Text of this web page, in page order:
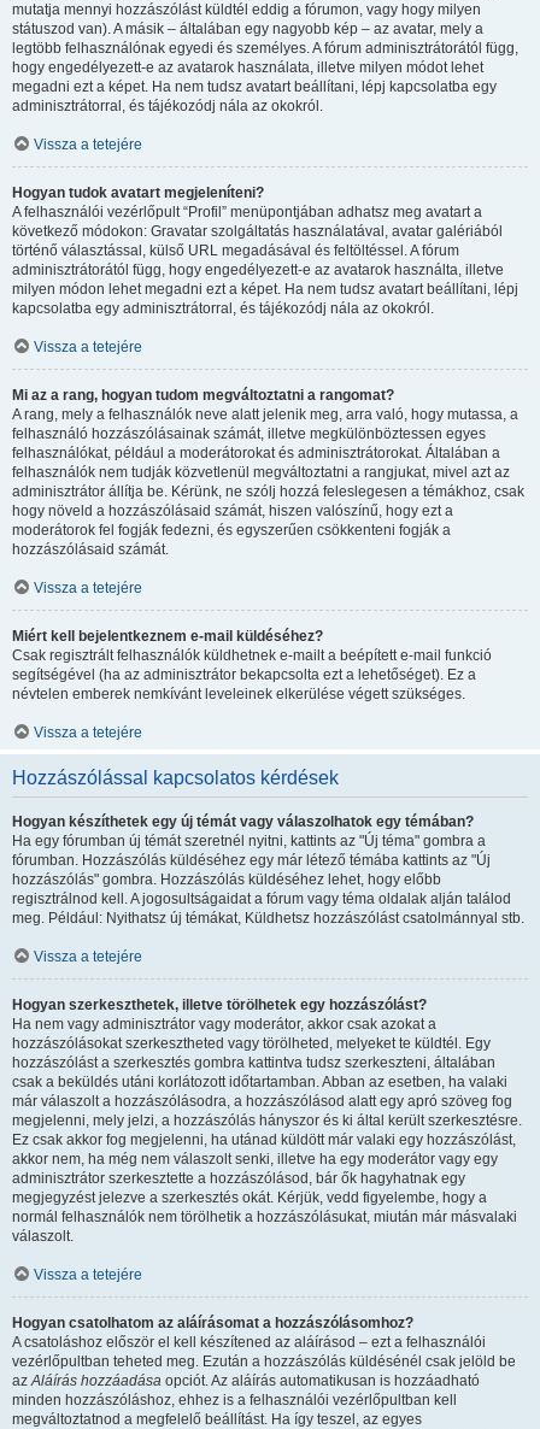
mutatja mennyi hozzászólást küldtél eddig a fórumon, vagy hogy milyen
státuszod van). A másik – általában egy nagyobb kép – az avatar, mely a
legtöbb felhasználónak egyedi és személyes. A fórum adminisztrátorától függ,
hogy engedélyezett-e az avatarok használata, illetve milyen módot lehet
megadni ezt a képet. Ha nem tudsz avatart beállítani, lépj kapcsolatba egy
adminisztrátorral, és tájékozódj nála az okokról.
Vissza a tetejére
Hogyan tudok avatart megjeleníteni?
A felhasználói vezérlőpult “Profil” menüpontjában adhatsz meg avatart a
következő módokon: Gravatar szolgáltatás használatával, avatar galériából
történő választással, külső URL megadásával és feltöltéssel. A fórum
adminisztrátorától függ, hogy engedélyezett-e az avatarok használta, illetve
milyen módon lehet megadni ezt a képet. Ha nem tudsz avatart beállítani, lépj
kapcsolatba egy adminisztrátorral, és tájékozódj nála az okokról.
Vissza a tetejére
Mi az a rang, hogyan tudom megváltoztatni a rangomat?
A rang, mely a felhasználók neve alatt jelenik meg, arra való, hogy mutassa, a
felhasználó hozzászólásainak számát, illetve megkülönböztessen egyes
felhasználókat, például a moderátorokat és adminisztrátorokat. Általában a
felhasználók nem tudják közvetlenül megváltoztatni a rangjukat, mivel azt az
adminisztrátor állítja be. Kérünk, ne szólj hozzá feleslegesen a témákhoz, csak
hogy növeld a hozzászólásaid számát, hiszen valószínű, hogy ezt a
moderátorok fel fogják fedezni, és egyszerűen csökkenteni fogják a
hozzászólásaid számát.
Vissza a tetejére
Miért kell bejelentkeznem e-mail küldéséhez?
Csak regisztrált felhasználók küldhetnek e-mailt a beépített e-mail funkció
segítségével (ha az adminisztrátor bekapcsolta ezt a lehetőséget). Ez a
névtelen emberek nemkívánt leveleinek elkerülése végett szükséges.
Vissza a tetejére
Hozzászólással kapcsolatos kérdések
Hogyan készíthetek egy új témát vagy válaszolhatok egy témában?
Ha egy fórumban új témát szeretnél nyitni, kattints az "Új téma" gombra a
fórumban. Hozzászólás küldéséhez egy már létező témába kattints az "Új
hozzászólás" gombra. Hozzászólás küldéséhez lehet, hogy előbb
regisztrálnod kell. A jogosultságaidat a fórum vagy téma oldalak alján találod
meg. Például: Nyithatsz új témákat, Küldhetsz hozzászólást csatolmánnyal stb.
Vissza a tetejére
Hogyan szerkeszthetek, illetve törölhetek egy hozzászólást?
Ha nem vagy adminisztrátor vagy moderátor, akkor csak azokat a
hozzászólásokat szerkesztheted vagy törölheted, melyeket te küldtél. Egy
hozzászólást a szerkesztés gombra kattintva tudsz szerkeszteni, általában
csak a beküldés utáni korlátozott időtartamban. Abban az esetben, ha valaki
már válaszolt a hozzászólásodra, a hozzászólásod alatt egy apró szöveg fog
megjelenni, mely jelzi, a hozzászólás hányszor és ki által került szerkesztésre.
Ez csak akkor fog megjelenni, ha utánad küldött már valaki egy hozzászólást,
akkor nem, ha még nem válaszolt senki, illetve ha egy moderátor vagy egy
adminisztrátor szerkesztette a hozzászólásod, bár ők hagyhatnak egy
megjegyzést jelezve a szerkesztés okát. Kérjük, vedd figyelembe, hogy a
normál felhasználók nem törölhetik a hozzászólásukat, miután már másvalaki
válaszolt.
Vissza a tetejére
Hogyan csatolhatom az aláírásomat a hozzászólásomhoz?
A csatoláshoz először el kell készítened az aláírásod – ezt a felhasználói
vezérlőpultban teheted meg. Ezután a hozzászólás küldésénél csak jelöld be
azAláírás hozzáadása opciót. Az aláírás automatikusan is hozzáadható
minden hozzászóláshoz, ehhez is a felhasználói vezérlőpultban kell
megváltoztatnod a megfelelő beállítást. Ha így teszel, az egyes